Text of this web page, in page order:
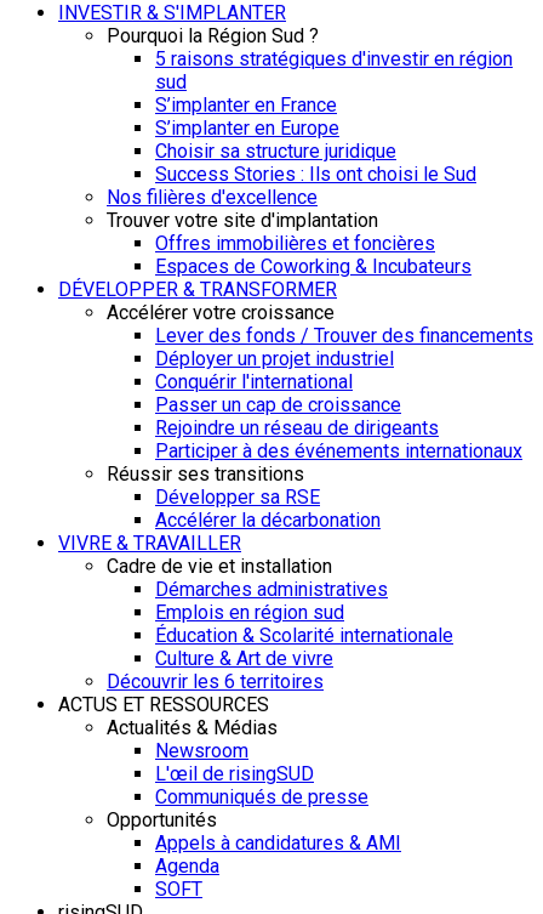
INVESTIR & S'IMPLANTER
Pourquoi la Région Sud ?
5 raisons stratégiques d'investir en région
sud
S’implanter en France
S’implanter en Europe
Choisir sa structure juridique
Success Stories : Ils ont choisi le Sud
Nos filières d'excellence
Trouver votre site d'implantation
Offres immobilières et foncières
Espaces de Coworking & Incubateurs
DÉVELOPPER & TRANSFORMER
Accélérer votre croissance
Lever des fonds / Trouver des financements
Déployer un projet industriel
Conquérir l'international
Passer un cap de croissance
Rejoindre un réseau de dirigeants
Participer à des événements internationaux
Réussir ses transitions
Développer sa RSE
Accélérer la décarbonation
VIVRE & TRAVAILLER
Cadre de vie et installation
Démarches administratives
Emplois en région sud
Éducation & Scolarité internationale
Culture & Art de vivre
Découvrir les 6 territoires
ACTUS ET RESSOURCES
Actualités & Médias
Newsroom
L'œil de risingSUD
Communiqués de presse
Opportunités
Appels à candidatures & AMI
Agenda
SOFT